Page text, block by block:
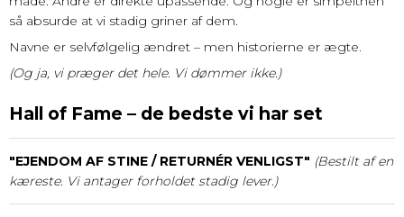
så absurde at vi stadig griner af dem.
Navne er selvfølgelig ændret – men historierne er ægte.
(Og ja, vi præger det hele. Vi dømmer ikke.)
Hall of Fame – de bedste vi har set
"EJENDOM AF STINE / RETURNÉR VENLIGST" (Bestilt af en
kæreste. Vi antager forholdet stadig lever.)